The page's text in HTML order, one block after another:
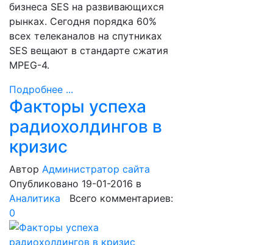
бизнеса SES на развивающихся
рынках. Сегодня порядка 60%
всех телеканалов на спутниках
SES вещают в стандарте сжатия
MPEG-4.
Подробнее ...
Факторы успеха
радиохолдингов в
кризис
Автор Администратор сайта
Опубликовано 19-01-2016 в
Аналитика Всего комментариев:
0